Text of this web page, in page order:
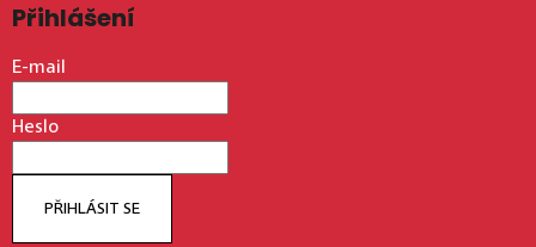
Přihlášení
E-mail
Heslo
PŘIHLÁSIT SE